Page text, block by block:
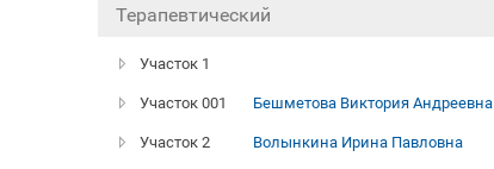
Терапевтический
Участок 1
Участок 001 Бешметова Виктория Андреевна
Участок 2 Волынкина Ирина Павловна